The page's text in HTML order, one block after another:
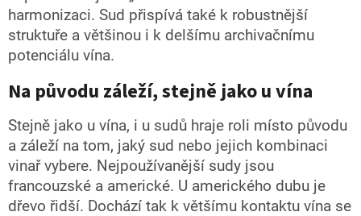
harmonizaci. Sud přispívá také k robustnější
struktuře a většinou i k delšímu archivačnímu
potenciálu vína.
Na původu záleží, stejně jako u vína
Stejně jako u vína, i u sudů hraje roli místo původu
a záleží na tom, jaký sud nebo jejich kombinaci
vinař vybere. Nejpoužívanější sudy jsou
francouzské a americké. U amerického dubu je
dřevo řidší. Dochází tak k většímu kontaktu vína se